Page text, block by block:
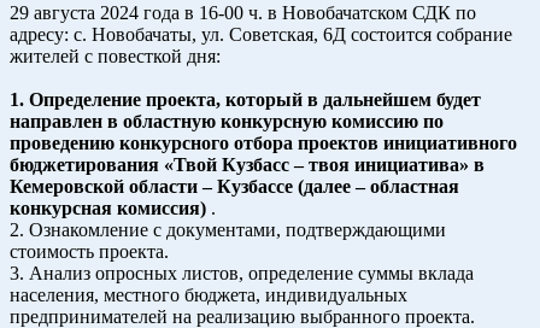
29 августа 2024 года в 16-00 ч. в Новобачатском СДК по
адресу: с. Новобачаты, ул. Советская, 6Д состоится собрание
жителей с повесткой дня:
1. Определение проекта, который в дальнейшем будет
направлен в областную конкурсную комиссию по
проведению конкурсного отбора проектов инициативного
бюджетирования «Твой Кузбасс – твоя инициатива» в
Кемеровской области – Кузбассе (далее – областная
конкурсная комиссия) .
2. Ознакомление с документами, подтверждающими
стоимость проекта.
3. Анализ опросных листов, определение суммы вклада
населения, местного бюджета, индивидуальных
предпринимателей на реализацию выбранного проекта.